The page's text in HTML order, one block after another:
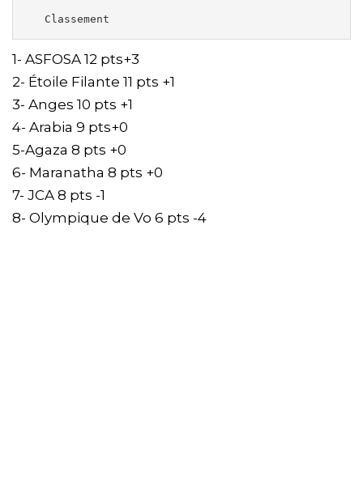
   Classement
1- ASFOSA 12 pts+3
2- Étoile Filante 11 pts +1
3- Anges 10 pts +1
4- Arabia 9 pts+0
5-Agaza 8 pts +0
6- Maranatha 8 pts +0
7- JCA 8 pts -1
8- Olympique de Vo 6 pts -4